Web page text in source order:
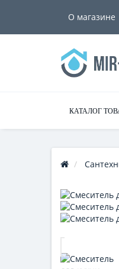
О магазине
КАТАЛОГ